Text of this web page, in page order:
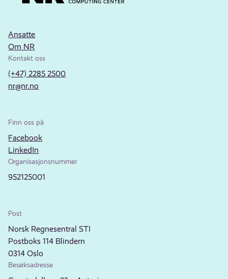
Ansatte
Om NR
Kontakt oss
(+47) 2285 2500
nr@nr.no
Finn oss på
Facebook
LinkedIn
Organisasjonsnummer
952125001
Post
Norsk Regnesentral STI
Postboks 114 Blindern
0314 Oslo
Besøksadresse